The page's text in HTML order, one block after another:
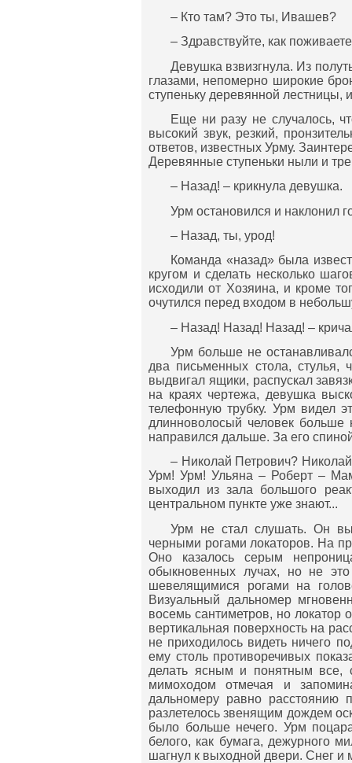
– Кто там? Это ты, Ивашев?
– Здравствуйте, как
Девушка взвизгнула. Из
глазами, непомерно широкие
ступеньку деревянной лестницы,
Еще ни разу не случалось,
высокий звук, резкий,
ответов, известных Урму.
Деревянные ступеньки ныли и
– Назад! – крикнула девушка.
Урм остановился и наклонил
– Назад, ты, урод!
Команда «назад» была
кругом и сделать несколько
исходили от Хозяина, и кроме
очутился перед входом в
– Назад! Назад! Назад! –
Урм больше не
два письменных стола,
выдвигал ящики, распускал
на краях чертежа, девушка
телефонную трубку. Урм видел
длинноволосый человек
направился дальше. За его
– Николай Петрович?
Урм! Урм! Ульяна – Роберт –
выходил из зала большого
центральном пункте уже знают...
Урм не стал слушать. Он
черными рогами локаторов. На
Оно казалось серым
обыкновенных лучах, но не
шевелящимися рогами на
Визуальный дальномер
восемь сантиметров, но локатор
вертикальная поверхность на
не приходилось видеть ничего
ему столь противоречивых
делать ясным и понятным все,
мимоходом отмечая и
дальномеру равно расстоянию
разлетелось звенящим дождем
было больше нечего. Урм
белого, как бумага, дежурного
шагнул к выходной двери. Снег и